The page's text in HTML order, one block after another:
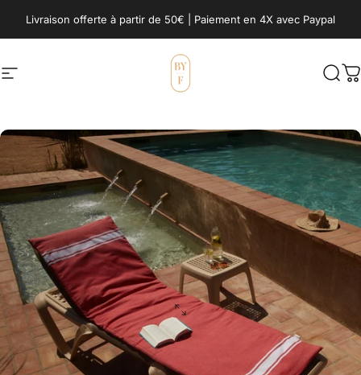
Livraison offerte à partir de 50€ | Paiement en 4X avec Paypal
Navigation BY FOUTAS